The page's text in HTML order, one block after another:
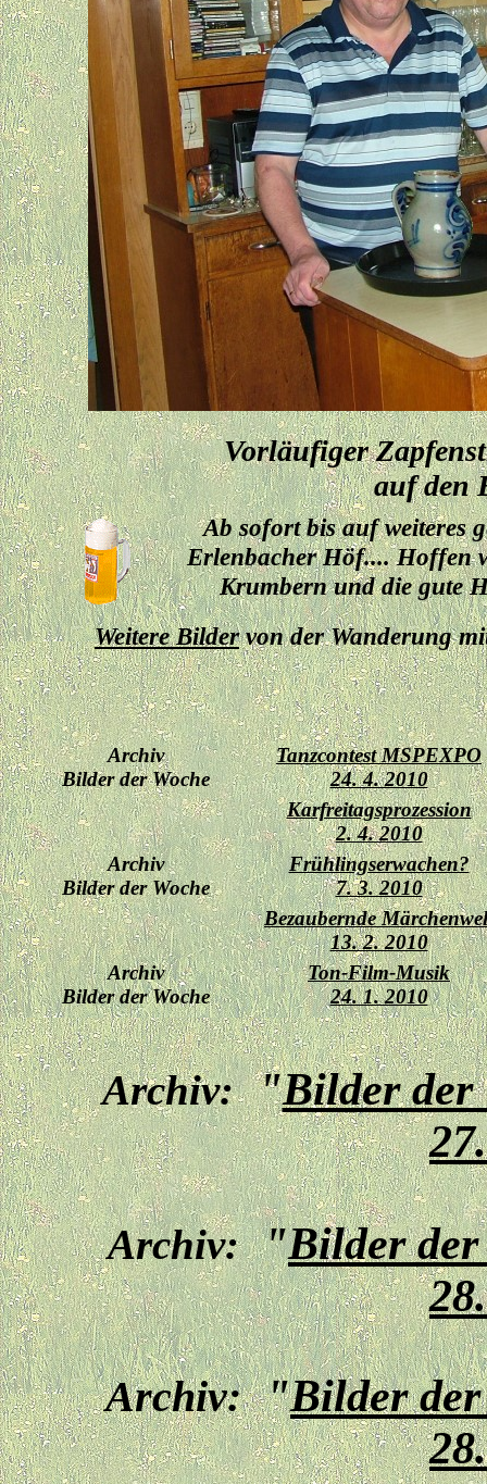
Vorläufiger
auf den
Ab sofort bis auf weiteres
Erlenbacher Höf.... Hoffen
Krumbern und die gute
Weitere Bildervon der Wanderung
Archiv
Bilder der Woche
Tanzcontest MSPEXPO
24. 4. 2010
Karfreitagsprozession
2. 4. 2010
Archiv
Bilder der Woche
Frühlingserwachen?
7. 3. 2010
Bezaubernde
13. 2. 2010
Archiv
Bilder der Woche
Ton-Film-Musik
24. 1. 2010
Archiv: "Bilder der
Archiv:"Bilder der
Archiv:"Bilder der